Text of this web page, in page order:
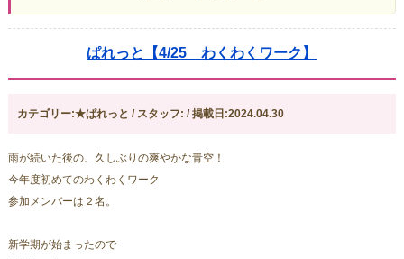
ぱれっと【4/25 わくわくワーク】
カテゴリー:★ぱれっと / スタッフ: / 掲載日:2024.04.30
雨が続いた後の、久しぶりの爽やかな青空！
今年度初めてのわくわくワーク
参加メンバーは２名。
新学期が始まったので